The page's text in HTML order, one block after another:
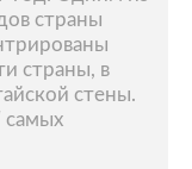
страны
страны, в
стены.
самых